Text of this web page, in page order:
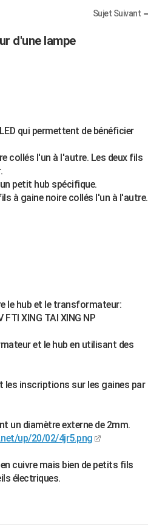
Sujet Suivant
d'une lampe
qui permettent de bénéficier
collés l'un à l'autre. Les deux fils
petit hub spécifique.
à gaine noire collés l'un à l'autre.
le hub et le transformateur:
XING TAI XING NP
et le hub en utilisant des
les inscriptions sur les gaines par
un diamètre externe de 2mm.
up/20/02/4jr5.png
cuivre mais bien de petits fils
électriques.